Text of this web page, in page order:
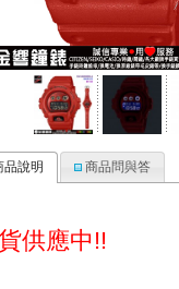
說明 商品問與答
供應中!!